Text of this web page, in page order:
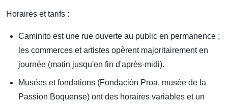
Horaires et tarifs :
Caminito est une rue ouverte au public en permanence ;
les commerces et artistes opèrent majoritairement en
journée (matin jusqu'en fin d'après-midi).
Musées et fondations (Fondación Proa, musée de la
Passion Boquense) ont des horaires variables et un